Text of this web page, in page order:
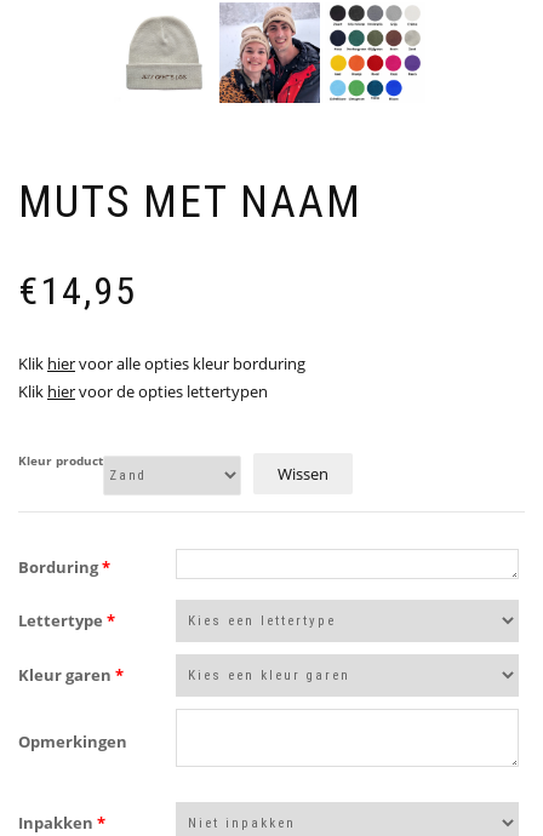
MUTS MET NAAM
€14,95
Klik hiervoor alle opties kleur borduring
Klik hiervoor de opties lettertypen
Kleur product
Wissen
Borduring*
Lettertype *
Kleur garen *
Opmerkingen
Inpakken *